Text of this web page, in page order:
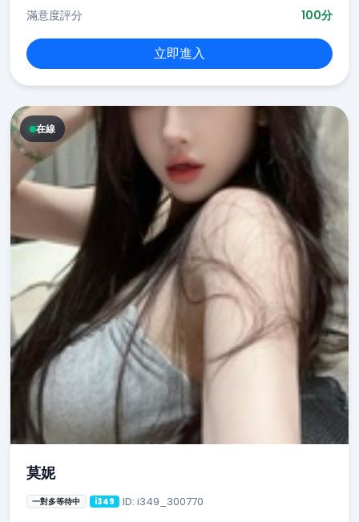
滿意度評分
100分
立即進入
在線
莫妮
一對多等待中 i349 ID: i349_300770